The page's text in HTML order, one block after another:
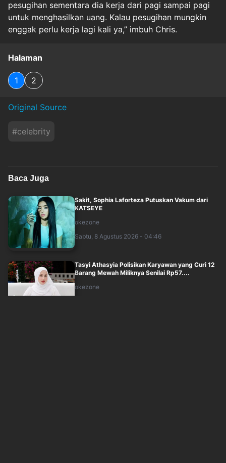
pesugihan sementara dia kerja dari pagi sampai pagi
untuk menghasilkan uang. Kalau pesugihan mungkin
enggak perlu kerja lagi kali ya,” imbuh Chris.
Halaman
1 2
Original Source
#celebrity
Baca Juga
Sakit, Sophia Laforteza Putuskan Vakum dari
KATSEYE
okezone
Sabtu, 8 Agustus 2026 - 04:46
Tasyi Athasyia Polisikan Karyawan yang Curi 12
Barang Mewah Miliknya Senilai Rp57....
okezone